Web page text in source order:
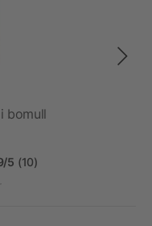
bomull
5 (10)